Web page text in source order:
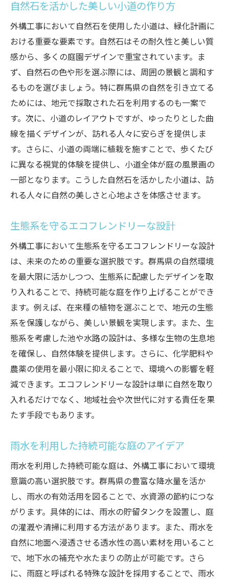
季節ごとの花壇の配置アイデア
一年間の庭の変化を楽しむ方法
季節に応じた庭の手入れのポイント
四季折々の植物の組み合わせ方
専門家のサポートで理想の緑化外構を形に
プロのアドバイスで叶える理想の庭
専門家に相談するメリット
緑化外構計画の成功事例
プランニングから施工までの流れ
専門家の知識が生かされた施工例
外構工事のプロフェッショナルと作る庭
自然石を活かした美しい小道の作り方
外構工事において自然石を使用した小道は、緑化計画に
おける重要な要素です。自然石はその耐久性と美しい質
感から、多くの庭園デザインで重宝されています。ま
ず、自然石の色や形を選ぶ際には、周囲の景観と調和す
るものを選びましょう。特に群馬県の自然を引き立てる
ためには、地元で採取された石を利用するのも一案で
す。次に、小道のレイアウトですが、ゆったりとした曲
線を描くデザインが、訪れる人々に安らぎを提供しま
す。さらに、小道の両端に植栽を施すことで、歩くたび
に異なる視覚的体験を提供し、小道全体が庭の風景画の
一部となります。こうした自然石を活かした小道は、訪
れる人々に自然の美しさと心地よさを体感させます。
生態系を守るエコフレンドリーな設計
外構工事において生態系を守るエコフレンドリーな設計
は、未来のための重要な選択肢です。群馬県の自然環境
を最大限に活かしつつ、生態系に配慮したデザインを取
り入れることで、持続可能な庭を作り上げることができ
ます。例えば、在来種の植物を選ぶことで、地元の生態
系を保護しながら、美しい景観を実現します。また、生
態系を考慮した池や水路の設計は、多様な生物の生息地
を確保し、自然体験を提供します。さらに、化学肥料や
農薬の使用を最小限に抑えることで、環境への影響を軽
減できます。エコフレンドリーな設計は単に自然を取り
入れるだけでなく、地域社会や次世代に対する責任を果
たす手段でもあります。
雨水を利用した持続可能な庭のアイデア
雨水を利用した持続可能な庭は、外構工事において環境
意識の高い選択肢です。群馬県の豊富な降水量を活か
し、雨水の有効活用を図ることで、水資源の節約につな
がります。具体的には、雨水の貯留タンクを設置し、庭
の灌漑や清掃に利用する方法があります。また、雨水を
自然に地面へ浸透させる透水性の高い素材を用いること
で、地下水の補充や水たまりの防止が可能です。さら
に、雨庭と呼ばれる特殊な設計を採用することで、雨水